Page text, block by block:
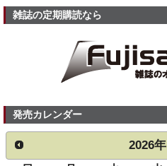
雑誌の定期購読なら
発売カレンダー
2026年